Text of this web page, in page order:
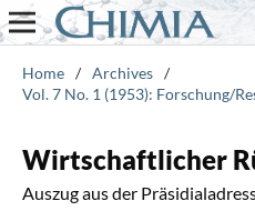
Home / Archives /
Vol. 7 No. 1 (1953): Forschung/
Wirtschaftlicher
Auszug aus der